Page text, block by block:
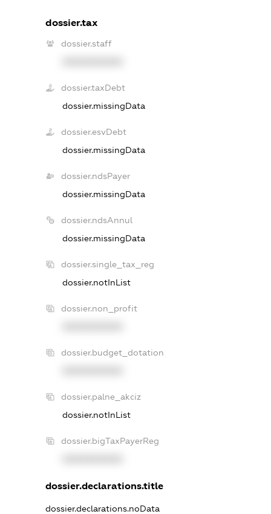
dossier.tax
dossier.staff
dossier.taxDebt
dossier.missingData
dossier.esvDebt
dossier.missingData
dossier.ndsPayer
dossier.missingData
dossier.ndsAnnul
dossier.missingData
dossier.single_tax_reg
dossier.notInList
dossier.non_profit
dossier.budget_dotation
dossier.palne_akciz
dossier.notInList
dossier.bigTaxPayerReg
dossier.declarations.title
dossier.declarations.noData